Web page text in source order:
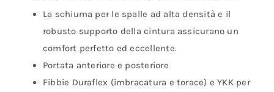
La schiuma per le spalle ad alta densità e il
robusto supporto della cintura assicurano un
comfort perfetto ed eccellente.
Portata anteriore e posteriore
Fibbie Duraflex (imbracatura e torace) e YKK per